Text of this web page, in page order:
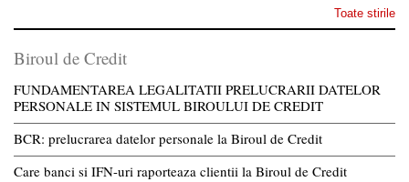
Toate stirile
Biroul de Credit
FUNDAMENTAREA LEGALITATII PRELUCRARII DATELOR
PERSONALE IN SISTEMUL BIROULUI DE CREDIT
BCR: prelucrarea datelor personale la Biroul de Credit
Care banci si IFN-uri raporteaza clientii la Biroul de Credit